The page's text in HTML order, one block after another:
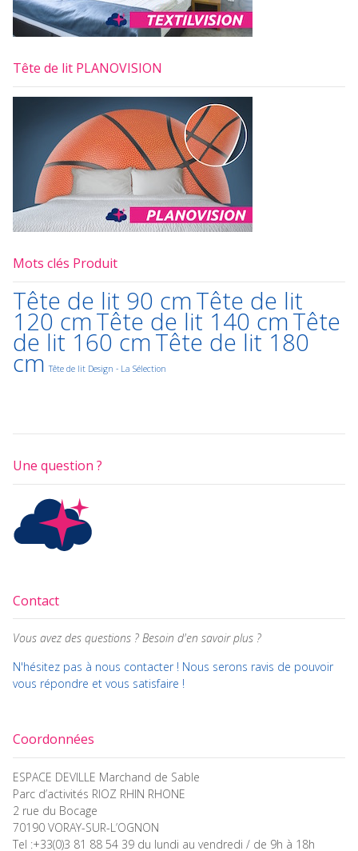
Tête de lit PLANOVISION
Mots clés Produit
Tête de lit 90 cmTête de lit
120 cmTête de lit 140 cmTête
de lit 160 cmTête de lit 180
cm Tête de lit Design - La Sélection
Une question ?
Contact
Vous avez des questions ? Besoin d'en savoir plus ?
N'hésitez pas à nous contacter ! Nous serons ravis de pouvoir
vous répondre et vous satisfaire !
Coordonnées
ESPACE DEVILLE Marchand de Sable
Parc d’activités RIOZ RHIN RHONE
2 rue du Bocage
70190 VORAY-SUR-L’OGNON
Tel :+33(0)3 81 88 54 39 du lundi au vendredi / de 9h à 18h